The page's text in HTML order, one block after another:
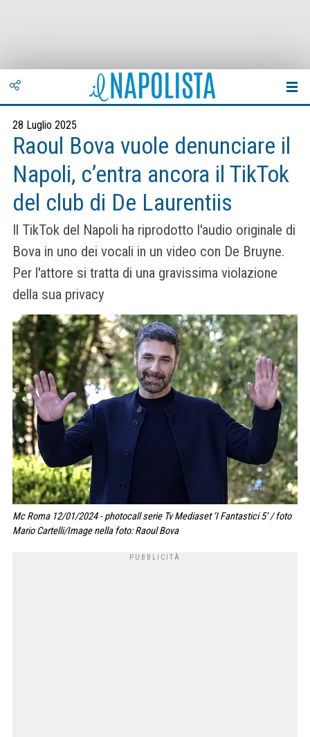
28 Luglio 2025
Raoul Bova vuole denunciare il
Napoli, c’entra ancora il TikTok
del club di De Laurentiis
Il TikTok del Napoli ha riprodotto l'audio originale di
Bova in uno dei vocali in un video con De Bruyne.
Per l'attore si tratta di una gravissima violazione
della sua privacy
Mc Roma 12/01/2024 - photocall serie Tv Mediaset ‘I Fantastici 5’ / foto
Mario Cartelli/Image nella foto: Raoul Bova